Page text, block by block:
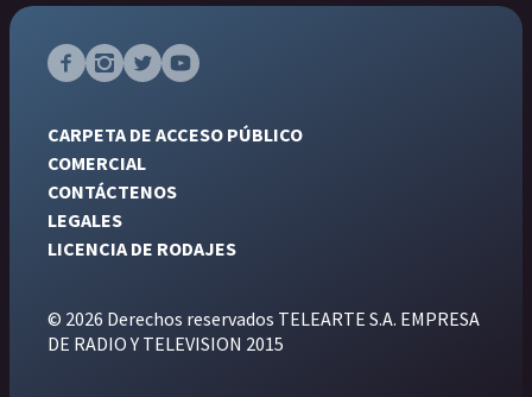
CARPETA DE ACCESO PÚBLICO
COMERCIAL
CONTÁCTENOS
LEGALES
LICENCIA DE RODAJES
© 2026 Derechos reservados TELEARTE S.A. EMPRESA
DE RADIO Y TELEVISION 2015